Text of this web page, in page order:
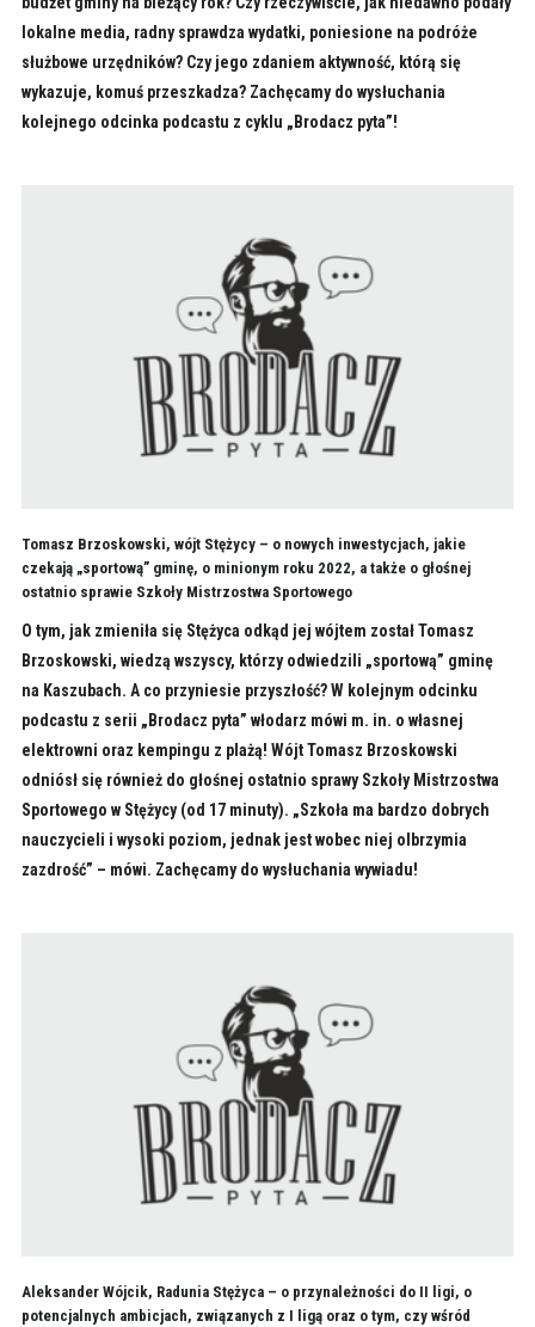
lokalne media, radny sprawdza wydatki, poniesione na podróże
służbowe urzędników? Czy jego zdaniem aktywność, którą się
wykazuje, komuś przeszkadza? Zachęcamy do wysłuchania
kolejnego odcinka podcastu z cyklu „Brodacz pyta”!
Tomasz Brzoskowski, wójt Stężycy – o nowych inwestycjach, jakie
czekają „sportową” gminę, o minionym roku 2022, a także o głośnej
ostatnio sprawie Szkoły Mistrzostwa Sportowego
O tym, jak zmieniła się Stężyca odkąd jej wójtem został Tomasz
Brzoskowski, wiedzą wszyscy, którzy odwiedzili „sportową” gminę
na Kaszubach. A co przyniesie przyszłość? W kolejnym odcinku
podcastu z serii „Brodacz pyta” włodarz mówi m. in. o własnej
elektrowni oraz kempingu z plażą! Wójt Tomasz Brzoskowski
odniósł się również do głośnej ostatnio sprawy Szkoły Mistrzostwa
Sportowego w Stężycy (od 17 minuty). „Szkoła ma bardzo dobrych
nauczycieli i wysoki poziom, jednak jest wobec niej olbrzymia
zazdrość” – mówi. Zachęcamy do wysłuchania wywiadu!
Aleksander Wójcik, Radunia Stężyca – o przynależności do II ligi, o
potencjalnych ambicjach, związanych z I ligą oraz o tym, czy wśród